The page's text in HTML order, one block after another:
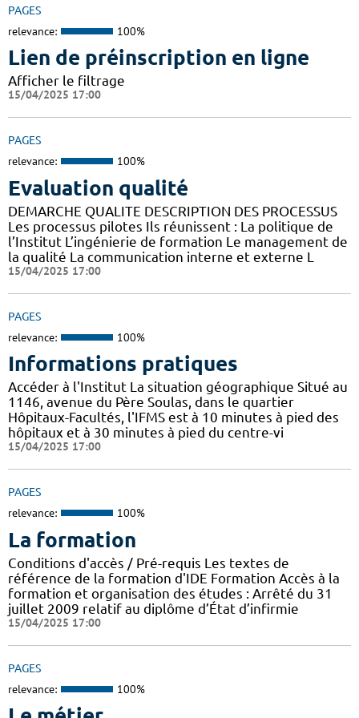
PAGES
relevance: 100%
Lien de préinscription en ligne
Afficher le filtrage
15/04/2025 17:00
PAGES
relevance: 100%
Evaluation qualité
DEMARCHE QUALITE DESCRIPTION DES PROCESSUS
Les processus pilotes Ils réunissent : La politique de
l’Institut L’ingénierie de formation Le management de
la qualité La communication interne et externe L
15/04/2025 17:00
PAGES
relevance: 100%
Informations pratiques
Accéder à l'Institut La situation géographique Situé au
1146, avenue du Père Soulas, dans le quartier
Hôpitaux-Facultés, l'IFMS est à 10 minutes à pied des
hôpitaux et à 30 minutes à pied du centre-vi
15/04/2025 17:00
PAGES
relevance: 100%
La formation
Conditions d'accès / Pré-requis Les textes de
référence de la formation d'IDE Formation Accès à la
formation et organisation des études : Arrêté du 31
juillet 2009 relatif au diplôme d’État d’infirmie
15/04/2025 17:00
PAGES
relevance: 100%